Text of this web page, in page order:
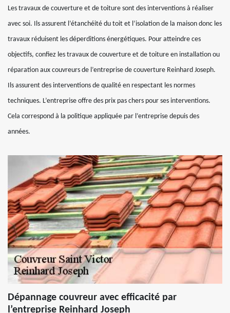
Les travaux de couverture et de toiture sont des interventions à réaliser
avec soi. Ils assurent l’étanchéité du toit et l’isolation de la maison donc les
travaux réduisent les déperditions énergétiques. Pour atteindre ces
objectifs, confiez les travaux de couverture et de toiture en installation ou
réparation aux couvreurs de l’entreprise de couverture Reinhard Joseph.
Ils assurent des interventions de qualité en respectant les normes
techniques. L’entreprise offre des prix pas chers pour ses interventions.
Cela correspond à la politique appliquée par l’entreprise depuis des
années.
Dépannage couvreur avec efficacité par
l’entreprise Reinhard Joseph